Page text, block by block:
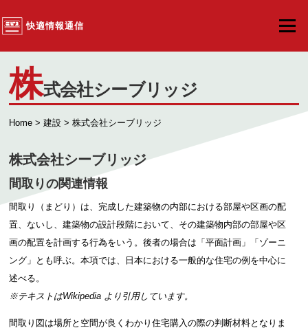
快適情報通信
メニュ
株式会社シーブリッジ
Home >建設 > 株式会社シーブリッジ
株式会社シーブリッジ
間取りの関連情報
間取り（まどり）は、完成した建築物の内部における部屋や区画の配
置、ないし、建築物の設計段階において、その建築物内部の部屋や区
画の配置を計画する行為をいう。後者の場合は「平面計画」「ゾーニ
ング」とも呼ぶ。本項では、日本における一般的な住宅の例を中心に
述べる。
※テキストはWikipedia より引用しています。
間取り図は場所と空間が良くわかり住宅購入の際の判断材料となりま